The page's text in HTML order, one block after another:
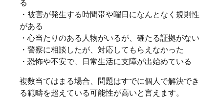
る
・被害が発生する時間帯や曜日になんとなく規則性
がある
・心当たりのある人物がいるが、確たる証拠がない
・警察に相談したが、対応してもらえなかった
・恐怖や不安で、日常生活に支障が出始めている
複数当てはまる場合、問題はすでに個人で解決でき
る範疇を超えている可能性が高いと言えます。